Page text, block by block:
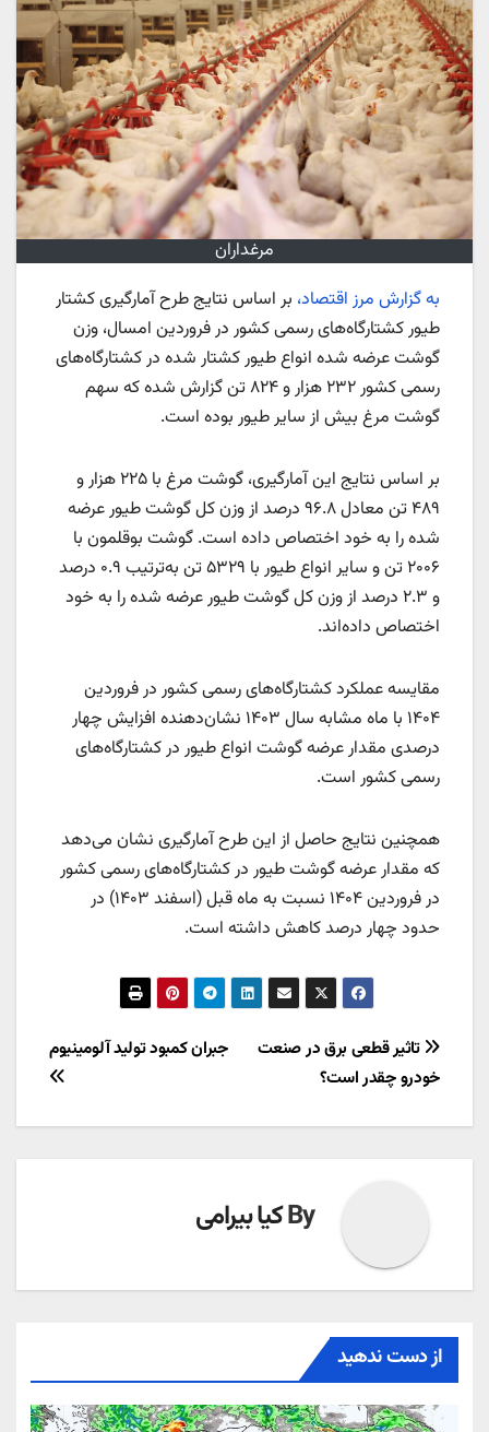
مرغداران
به گزارش مرز اقتصاد، بر اساس نتایج طرح آمارگیری کشتار
طیور کشتارگاه‌های رسمی کشور در فروردین امسال، وزن
گوشت عرضه‌ شده انواع طیور کشتار شده در کشتارگاه‌های
رسمی کشور ۲۳۲ هزار و ۸۲۴ تن گزارش شده که سهم
گوشت مرغ بیش از سایر طیور بوده است.
بر اساس نتایج این آمارگیری، گوشت مرغ با ۲۲۵ هزار و
۴۸۹ تن معادل ۹۶.۸ درصد از وزن کل گوشت طیور عرضه‌
شده را به خود اختصاص داده است. گوشت بوقلمون با
۲۰۰۶ تن و سایر انواع طیور با ۵۳۲۹ تن به‌ترتیب ۰.۹ درصد
و ۲.۳ درصد از وزن کل گوشت طیور عرضه‌ شده را به خود
اختصاص داده‌اند.
مقایسه عملکرد کشتارگاه‌های رسمی کشور در فروردین
۱۴۰۴ با ماه مشابه سال ۱۴۰۳ نشان‌دهنده افزایش چهار
درصدی مقدار عرضه گوشت انواع طیور در کشتارگاه‌های
رسمی کشور است.
همچنین نتایج حاصل از این طرح آمارگیری نشان می‌دهد
که مقدار عرضه گوشت طیور در کشتارگاه‌های رسمی کشور
در فروردین ۱۴۰۴ نسبت به ماه قبل (اسفند ۱۴۰۳) در
حدود چهار درصد کاهش داشته است.
راهبری
نوشته
جبران کمبود تولید آلومینیوم
تاثیر قطعی برق در صنعت
خودرو چقدر است؟
Byکیا بیرامی
از دست ندهید